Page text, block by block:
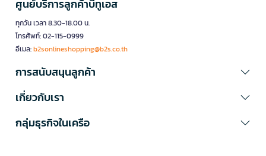
ศูนย์บริการลูกค้าบีทูเอส
ทุกวัน เวลา 8.30-18.00 น.
โทรศัพท์: 02-115-0999
อีเมล:b2sonlineshopping@b2s.co.th
การสนับสนุนลูกค้า
เกี่ยวกับเรา
กลุ่มธุรกิจในเครือ